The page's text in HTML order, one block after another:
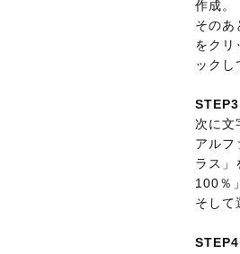
作成。
そのあ
をクリ
ックし
次に文
アルフ
ラス」
100％
そして